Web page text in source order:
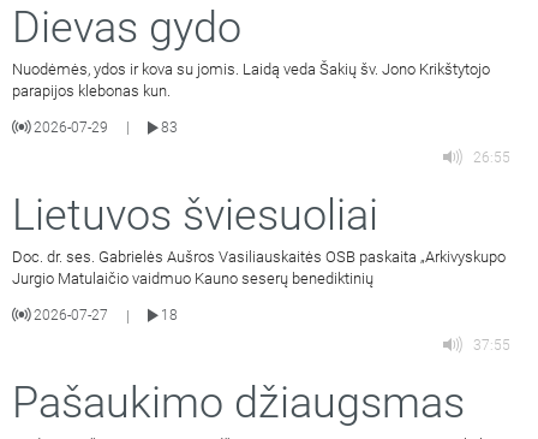
Dievas gydo
Nuodėmės, ydos ir kova su jomis. Laidą veda Šakių šv. Jono Krikštytojo
parapijos klebonas kun.
2026-07-29
83
26:55
Lietuvos šviesuoliai
Doc. dr. ses. Gabrielės Aušros Vasiliauskaitės OSB paskaita „Arkivyskupo
Jurgio Matulaičio vaidmuo Kauno seserų benediktinių
2026-07-27 |
18
37:55
Pašaukimo džiaugsmas